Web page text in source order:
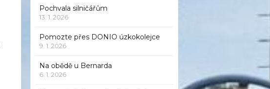
Pochvala silničářům
13. 1. 2026
Pomozte přes DONIO úzkokolejce
9. 1. 2026
Na obědě u Bernarda
6. 1. 2026